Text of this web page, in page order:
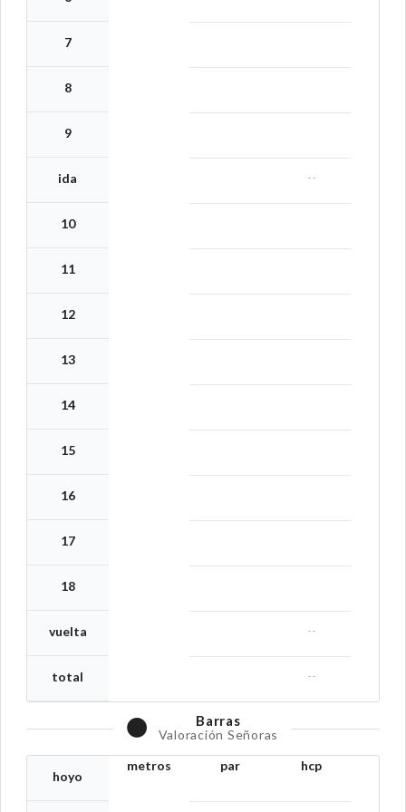
7
8
9
ida
10
11
12
13
14
15
16
17
18
vuelta
total
--
--
--
Barras
Valoración Señoras
hoyo
metros par hcp